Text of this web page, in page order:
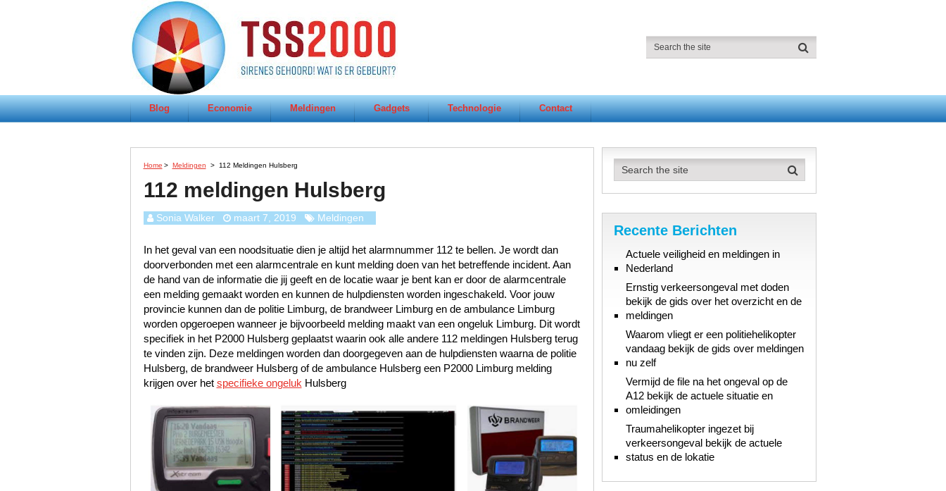
Blog Economie Meldingen Gadgets Technologie Contact
Home > Meldingen > 112 Meldingen Hulsberg
112 meldingen Hulsberg
Sonia Walker maart 7, 2019 Meldingen
In het geval van een noodsituatie dien je altijd het alarmnummer 112 te bellen. Je wordt dan
doorverbonden met een alarmcentrale en kunt melding doen van het betreffende incident. Aan
de hand van de informatie die jij geeft en de locatie waar je bent kan er door de alarmcentrale
een melding gemaakt worden en kunnen de hulpdiensten worden ingeschakeld. Voor jouw
provincie kunnen dan de politie Limburg, de brandweer Limburg en de ambulance Limburg
worden opgeroepen wanneer je bijvoorbeeld melding maakt van een ongeluk Limburg. Dit wordt
specifiek in het P2000 Hulsberg geplaatst waarin ook alle andere 112 meldingen Hulsberg terug
te vinden zijn. Deze meldingen worden dan doorgegeven aan de hulpdiensten waarna de politie
Hulsberg, de brandweer Hulsberg of de ambulance Hulsberg een P2000 Limburg melding
krijgen over het specifieke ongeluk Hulsberg
Recente Berichten
Actuele veiligheid en meldingen in
Nederland
Ernstig verkeersongeval met doden
bekijk de gids over het overzicht en de
meldingen
Waarom vliegt er een politiehelikopter
vandaag bekijk de gids over meldingen
nu zelf
Vermijd de file na het ongeval op de
A12 bekijk de actuele situatie en
omleidingen
Traumahelikopter ingezet bij
verkeersongeval bekijk de actuele
status en de lokatie